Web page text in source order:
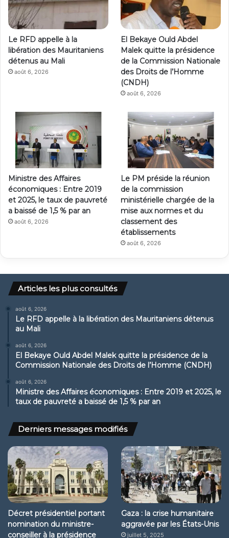
Le RFD appelle à la
libération des Mauritaniens
détenus au Mali
août 6, 2026
El Bekaye Ould Abdel
Malek quitte la présidence
de la Commission Nationale
des Droits de l’Homme
(CNDH)
août 6, 2026
Ministre des Affaires
économiques : Entre 2019
et 2025, le taux de pauvreté
a baissé de 1,5 % par an
août 6, 2026
Le PM préside la réunion
de la commission
ministérielle chargée de la
mise aux normes et du
classement des
établissements
août 6, 2026
Articles les plus consultés
août 6, 2026
Le RFD appelle à la libération des Mauritaniens détenus
au Mali
août 6, 2026
El Bekaye Ould Abdel Malek quitte la présidence de la
Commission Nationale des Droits de l’Homme (CNDH)
août 6, 2026
Ministre des Affaires économiques : Entre 2019 et 2025, le
taux de pauvreté a baissé de 1,5 % par an
Derniers messages modifiés
Décret présidentiel portant
nomination du ministre-
conseiller à la présidence
Gaza : la crise humanitaire
aggravée par les États-Unis
juillet 5, 2025